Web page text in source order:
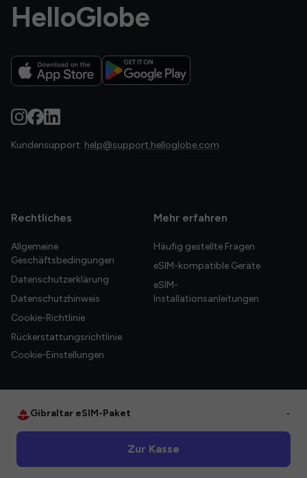
HelloGlobe
Kundensupport: help@support.helloglobe.com
Rechtliches
Allgemeine
Geschäftsbedingungen
Datenschutzerklärung
Datenschutzhinweis
Cookie-Richtlinie
Rückerstattungsrichtlinie
Cookie-Einstellungen
Mehr erfahren
Häufig gestellte Fragen
eSIM-kompatible Geräte
eSIM-
Installationsanleitungen
Gibraltar eSIM-Paket •
Zur Kasse